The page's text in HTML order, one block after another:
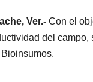
Ver.- Con el
del